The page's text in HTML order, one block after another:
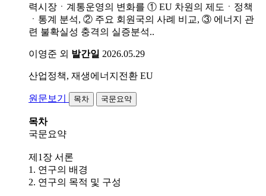
력시장ㆍ계통운영의 변화를 ① EU 차원의 제도ㆍ정책
ㆍ통계 분석, ② 주요 회원국의 사례 비교, ③ 에너지 관
련 불확실성 충격의 실증분석..
이영준 외 발간일 2026.05.29
산업정책, 재생에너지전환 EU
원문보기 목차 국문요약
목차
국문요약
제1장 서론
1. 연구의 배경
2. 연구의 목적 및 구성